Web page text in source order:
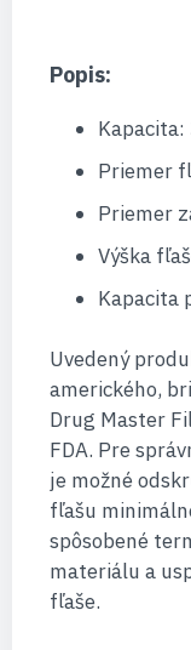
Popis:
Kapacita:
Priemer
Priemer
Výška
Kapacita
Uvedený
amerického,
Drug Master
FDA. Pre
je možné
fľašu
spôsobené
materiálu a
fľaše.